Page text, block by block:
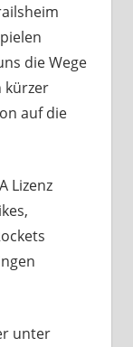
die Wege
kürzer
auf die
Lizenz
unter